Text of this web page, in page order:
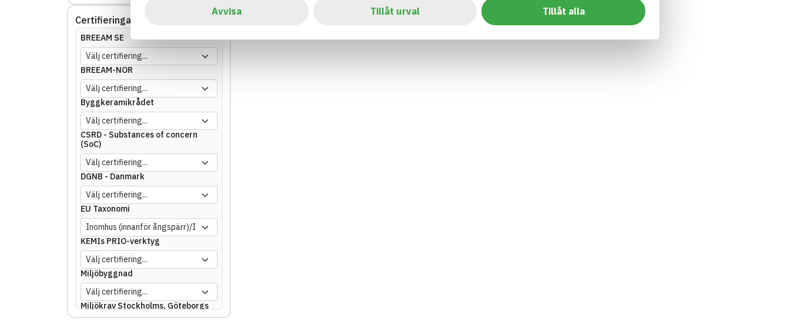
Avvisa Tillåt urval Tillåt alla
Certifieringar
BREEAM SE
BREEAM-NOR
Byggkeramikrådet
CSRD - Substances of concern
(SoC)
DGNB - Danmark
EU Taxonomi
KEMIs PRIO-verktyg
Miljöbyggnad
Miljökrav Stockholms, Göteborgs
eller Malmö stad